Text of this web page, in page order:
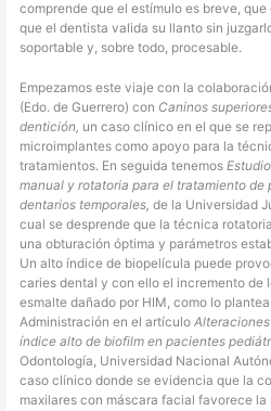
comprende que el estímulo es breve,
que el dentista valida su llanto sin
soportable y, sobre todo, procesable.
Empezamos este viaje con la
(Edo. de Guerrero) con Caninos
dentición, un caso clínico en el que se
microimplantes como apoyo para la
tratamientos. En seguida tenemos
manual y rotatoria para el tratamiento de
dentarios temporales, de la Universidad
cual se desprende que la técnica
una obturación óptima y parámetros
Un alto índice de biopelícula puede
caries dental y con ello el incremento de
esmalte dañado por HIM, como lo
Administración en el artículo
índice alto de biofilm en pacientes
Odontología, Universidad Nacional
caso clínico donde se evidencia que la
maxilares con máscara facial favorece la